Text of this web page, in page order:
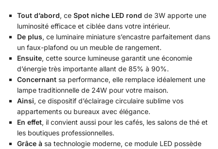
Tout d’abord, ce Spot niche LED rond de 3W apporte une
luminosité efficace et ciblée dans votre intérieur.
De plus, ce luminaire miniature s’encastre parfaitement dans
un faux-plafond ou un meuble de rangement.
Ensuite, cette source lumineuse garantit une économie
d’énergie très importante allant de 85% à 90%.
Concernant sa performance, elle remplace idéalement une
lampe traditionnelle de 24W pour votre maison.
Ainsi, ce dispositif d’éclairage circulaire sublime vos
appartements ou bureaux avec élégance.
En effet, il convient aussi pour les cafés, les salons de thé et
les boutiques professionnelles.
Grâce à sa technologie moderne, ce module LED possède